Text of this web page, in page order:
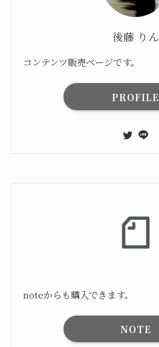
後藤 りん
コンテンツ販売ページです。
PROFILE
noteからも購入できます。
NOTE